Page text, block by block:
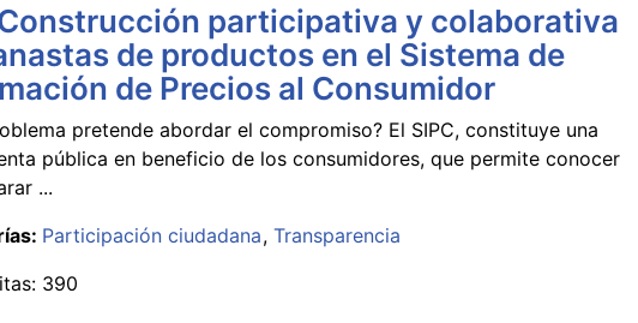
participativa y colaborativa
de productos en el Sistema de
de Precios al Consumidor
pretende abordar el compromiso? El SIPC, constituye una
pública en beneficio de los consumidores, que permite conocer
...
Participación ciudadana Transparencia
390